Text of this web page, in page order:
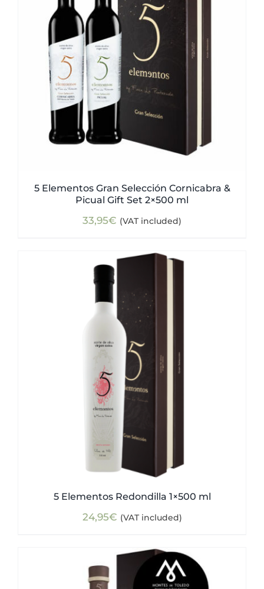
5 Elementos Gran Selección Cornicabra &
Picual Gift Set 2×500 ml
33,95€ (VAT included)
5 Elementos Redondilla 1×500 ml
24,95€ (VAT included)